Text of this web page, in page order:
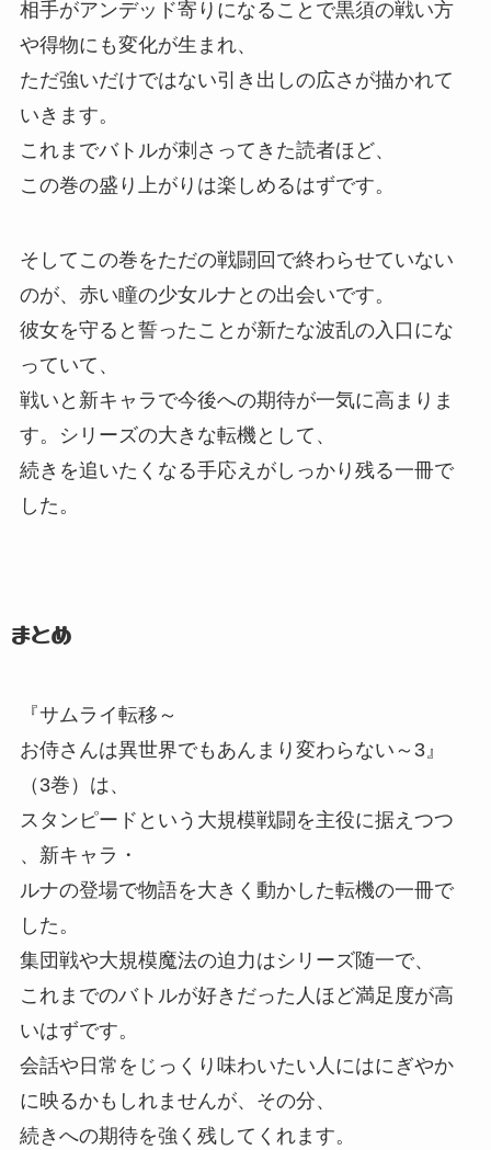
相手がアンデッド寄りになることで黒須の戦い方
や得物にも変化が生まれ、
ただ強いだけではない引き出しの広さが描かれて
いきます。
これまでバトルが刺さってきた読者ほど、
この巻の盛り上がりは楽しめるはずです。
そしてこの巻をただの戦闘回で終わらせていない
のが、 赤い瞳の少女ルナとの出会いです。
彼女を守ると誓ったことが新たな波乱の入口にな
っていて、
戦いと新キャラで今後への期待が一気に高まりま
す。
シリーズの大きな転機として、
続きを追いたくなる手応えがしっかり残る一冊で
した。
まとめ
『サムライ転移～
お侍さんは異世界でもあんまり変わらない～3』
（3巻） は、
スタンピードという大規模戦闘を主役に据えつつ
、 新キャラ・
ルナの登場で物語を大きく動かした転機の一冊で
した。
集団戦や大規模魔法の迫力はシリーズ随一で、
これまでのバトルが好きだった人ほど満足度が高
いはずです。
会話や日常をじっくり味わいたい人にはにぎやか
に映るかもしれませんが、 その分、
続きへの期待を強く残してくれます。